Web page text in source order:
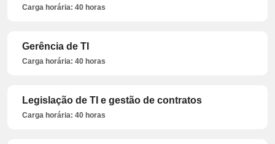
Carga horária: 40 horas
Gerência de TI
Carga horária: 40 horas
Legislação de TI e gestão de contratos
Carga horária: 40 horas